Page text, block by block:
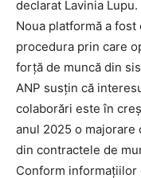
declarat Lavinia Lupu.
Noua platformă a
procedura prin care
forță de muncă din
ANP susțin că
colaborări este în
anul 2025 o
din contractele de
Conform informațiilor